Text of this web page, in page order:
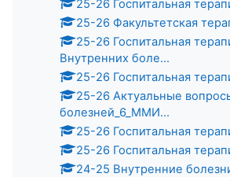
25-26 Госпитальная
25-26 Факультетская
25-26 Госпитальная
Внутренних боле...
25-26 Госпитальная
25-26 Актуальные
болезней_6_ММИ...
25-26 Госпитальная
25-26 Госпитальная
24-25 Внутренние